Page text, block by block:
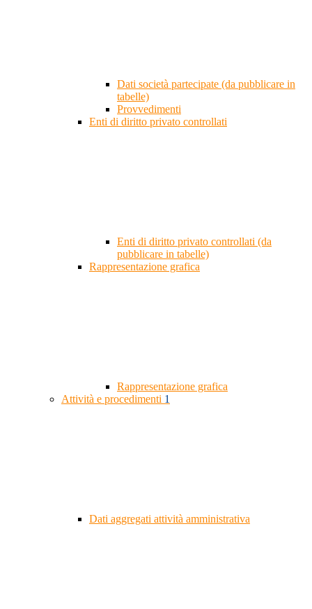
Dati società partecipate (da pubblicare in
tabelle)
Provvedimenti
Enti di diritto privato controllati
Enti di diritto privato controllati (da
pubblicare in tabelle)
Rappresentazione grafica
Rappresentazione grafica
Attività e procedimenti 1
Dati aggregati attività amministrativa